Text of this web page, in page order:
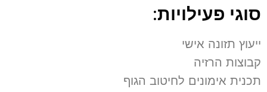
סוגי פעילויות:
ייעוץ תזונה אישי
קבוצות הרזיה
תכנית אימונים לחיטוב הגוף